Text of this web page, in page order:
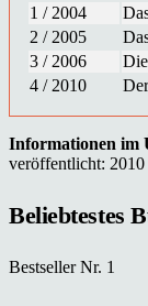
1 / 2004
2 / 2005
3 / 2006
4 / 2010
Informationen im
veröffentlicht: 2010
Beliebtestes
Bestseller Nr. 1